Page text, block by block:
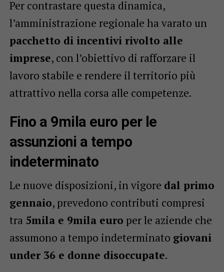
Per contrastare questa dinamica,
l’amministrazione regionale ha varato un
pacchetto di incentivi rivolto alle
imprese, con l’obiettivo di rafforzare il
lavoro stabile e rendere il territorio più
attrattivo nella corsa alle competenze.
Fino a 9mila euro per le
assunzioni a tempo
indeterminato
Le nuove disposizioni, in vigore dal primo
gennaio, prevedono contributi compresi
tra 5mila e 9mila euro per le aziende che
assumono a tempo indeterminato giovani
under 36 e donne disoccupate.